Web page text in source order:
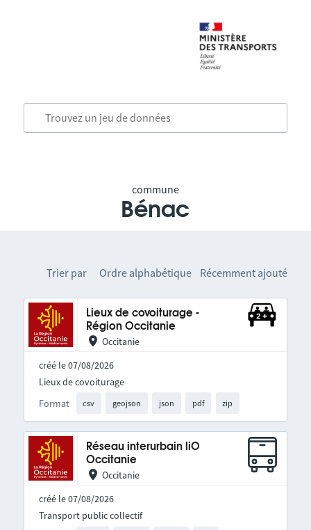
commune
Bénac
Trier par Ordre alphabétique Récemment ajouté
Lieux de covoiturage -
Région Occitanie
Occitanie
créé le 07/08/2026
Format csv geojson json pdf zip
Lieux de covoiturage
Réseau interurbain liO
Occitanie
Occitanie
créé le 07/08/2026
Transport public collectif